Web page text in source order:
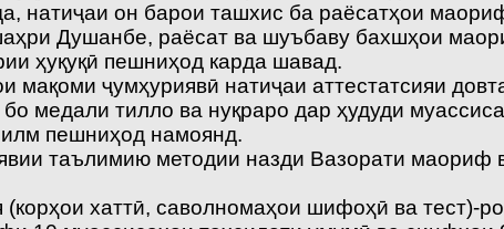
натиҷаи он барои ташхис ба раёсатҳои
Душанбе, раёсат ва шуъбаву бахшҳои
ҳуқуқӣ пешниҳод карда шавад.
мақоми ҷумҳуриявӣ натиҷаи аттестатсияи
медали тилло ва нуқраро дар ҳудуди
пешниҳод намоянд.
таълимию методии назди Вазорати маориф
хаттӣ, саволномаҳои шифоҳӣ ва тест)-